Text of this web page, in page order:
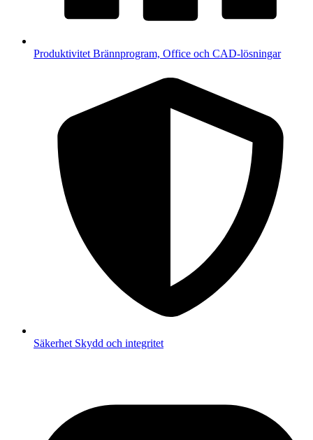
Produktivitet Brännprogram, Office och CAD-lösningar
Säkerhet Skydd och integritet